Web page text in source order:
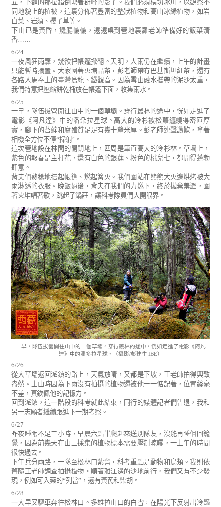
立，下麵的那拉錯倒映著群峰的影子。我們必須橫切冰川，以觀察不
同地貌上的植被，這裏分佈著豐富的墊狀植物和高山冰緣植物，如岩
白菜、岩須、櫻子草等。
下山已是黃昏，饑腸轆轆，遠遠嗅到營地裏羅老師準備好的飯菜清
香
6/24
一夜風狂雨驟，幾欲把帳篷掀翻。天明，大雨仍在繼續，上午的計畫
只能暫時擱置。大家圍著火塘品茶，彭老師帶有巴基斯坦紅茶，還有
各路人馬奉上的臺灣烏龍、鐵觀音。因為雪山融水攜帶的泥沙太重，
我們特意把壓縮餅乾桶放在帳篷下面，收集雨水。
6/25
一早，隊伍拔營開往山中的一個草壩。穿行叢林的途中，恍如走進了
電影《阿凡達》中的潘朵拉星球。高大的冷杉被松蘿纏繞得密匝厚
實，腳下的苔蘚和腐殖質足足有幾十釐米厚。彭老師連聲讚歎，拿著
相機全方位不停“掃射” 。
這次營地設在林間的開闊地上，四周是筆直高大的冷杉林。草壩上，
紫色的報春是主打花，還有白色的銀蓮、粉色的桃兒七，都開得蓬勃
肆意。
背夫們熟稔地搭起帳篷、燃起篝火。我們圍站在熊熊大火邊烘烤被大
雨淋透的衣服。晚飯過後，背夫在我們的力邀下，終於拋棄羞澀，圍
著火堆唱著歌，跳起了鍋莊，讓科考隊員們大開眼界。
一早，隊伍拔營開往山中的一個草壩。穿行叢林的途中，恍如走進了電影《阿凡
達》中的潘多拉星球。（攝影/彭建生 IBE）
6/26
從大草壩返回派鎮的路上，天氣放晴，又都是下坡，王老師拍得興致
盎然。上山時因為下雨沒有拍攝的植物還被他一一惦記著，位置絲毫
不差，真欽佩他的記憶力。
回到派鎮，這一階段的科考就此結束，同行的媒體記者們告退，我和
另一志願者繼續跟進下一期考察。
6/27
昨夜睡眠不足三小時，早晨六點半爬起來送別隊友，沒能再睡個回籠
覺，因為前幾天在山上採集的植物標本需要壓制晾曬，一上午的時間
很快過去。
下午兵分兩路，一隊至松林口紮營，科考重點是動物和鳥類。我則依
舊隨王老師調查拍攝植物。順著雅江邊的沙地前行，我們又有不少發
現，例如可入藥的“列當” ，還有黃芪和柴胡。
6/28
一大早又驅車奔往松林口。多雄拉山口的白雪，在陽光下反射出冷豔